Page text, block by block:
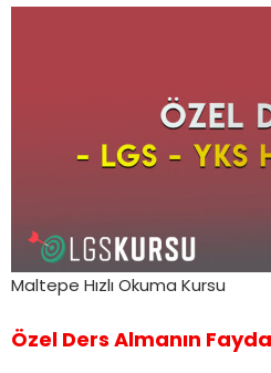
Maltepe Hızlı Okuma Kursu
Özel Ders Almanın